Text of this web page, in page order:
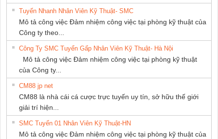
Tuyển Nhanh Nhân Viên Kỹ Thuật- SMC
Mô tả công việc Đảm nhiệm công việc tại phòng kỹ thuật của
Công ty theo...
Công Ty SMC Tuyển Gấp Nhân Viên Kỹ Thuật- Hà Nội
Mô tả công việc Đảm nhiệm công việc tại phòng kỹ thuật
của Công ty...
CM88 jp net
CM88 là nhà cái cá cược trực tuyến uy tín, sở hữu thế giới
giải trí hiện...
SMC Tuyển 01 Nhân Viên Kỹ Thuật-HN
Mô tả công việc Đảm nhiệm công việc tại phòng kỹ thuật của